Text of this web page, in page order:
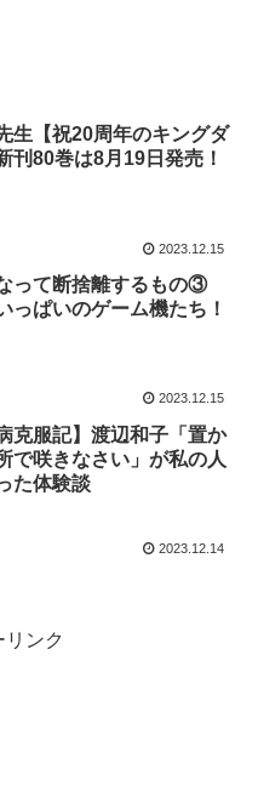
生【祝20周年のキングダ
刊80巻は8月19日発売！
2023.12.15
って断捨離するもの③
っぱいのゲーム機たち！
2023.12.15
克服記】渡辺和子「置か
で咲きなさい」が私の人
た体験談
2023.12.14
リンク